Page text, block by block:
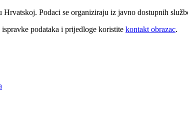
Podaci se organiziraju iz javno dostupnih
podataka i prijedloge koristite kontakt obrazac.